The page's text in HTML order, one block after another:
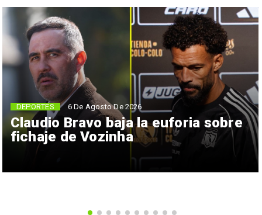
Claudio Bravo baja la euforia sobre
fichaje de Vozinha
DEPORTES 6 De Agosto De 2026